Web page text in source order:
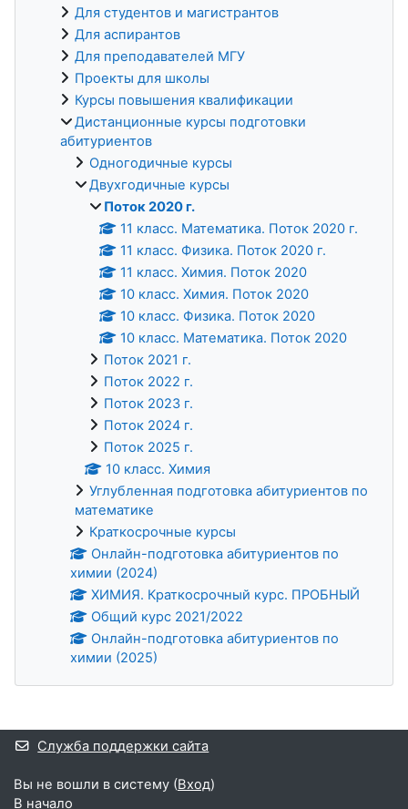
Для студентов и магистрантов
Для аспирантов
Для преподавателей МГУ
Проекты для школы
Курсы повышения квалификации
Дистанционные курсы подготовки
абитуриентов
Одногодичные курсы
Двухгодичные курсы
Поток 2020 г.
11 класс. Математика. Поток 2020 г.
11 класс. Физика. Поток 2020 г.
11 класс. Химия. Поток 2020
10 класс. Химия. Поток 2020
10 класс. Физика. Поток 2020
10 класс. Математика. Поток 2020
Поток 2021 г.
Поток 2022 г.
Поток 2023 г.
Поток 2024 г.
Поток 2025 г.
10 класс. Химия
Углубленная подготовка абитуриентов по
математике
Краткосрочные курсы
Онлайн-подготовка абитуриентов по
химии (2024)
ХИМИЯ. Краткосрочный курс. ПРОБНЫЙ
Общий курс 2021/2022
Онлайн-подготовка абитуриентов по
химии (2025)
Дополнительные блоки
Служба поддержки сайта
Вы не вошли в систему (Вход)
В начало